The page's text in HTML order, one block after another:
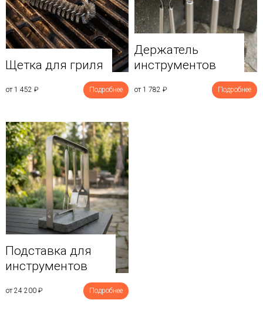
Щетка для гриля
от 1 452 ₽ Подробнее
Держатель
инструментов
от 1 782 ₽ Подробнее
Подставка для
инструментов
от 24 200 ₽ Подробнее